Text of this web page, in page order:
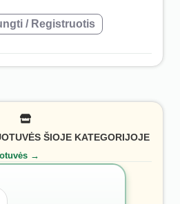
/ Registruotis
ŠIOJE KATEGORIJOJE
→